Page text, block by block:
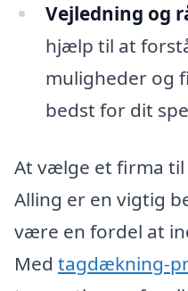
Vejledning og
hjælp til at
muligheder og
bedst for dit
At vælge et firma
Alling er en vigtig
være en fordel at
Med tagdækning-